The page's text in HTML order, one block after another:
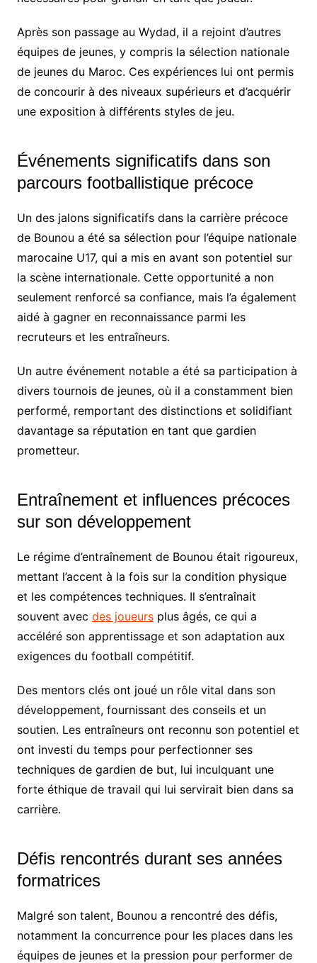
Après son passage au Wydad, il a rejoint d’autres
équipes de jeunes, y compris la sélection nationale
de jeunes du Maroc. Ces expériences lui ont permis
de concourir à des niveaux supérieurs et d’acquérir
une exposition à différents styles de jeu.
Événements significatifs dans son
parcours footballistique précoce
Un des jalons significatifs dans la carrière précoce
de Bounou a été sa sélection pour l’équipe nationale
marocaine U17, qui a mis en avant son potentiel sur
la scène internationale. Cette opportunité a non
seulement renforcé sa confiance, mais l’a également
aidé à gagner en reconnaissance parmi les
recruteurs et les entraîneurs.
Un autre événement notable a été sa participation à
divers tournois de jeunes, où il a constamment bien
performé, remportant des distinctions et solidifiant
davantage sa réputation en tant que gardien
prometteur.
Entraînement et influences précoces
sur son développement
Le régime d’entraînement de Bounou était rigoureux,
mettant l’accent à la fois sur la condition physique
et les compétences techniques. Il s’entraînait
souvent avec des joueursplus âgés, ce qui a
accéléré son apprentissage et son adaptation aux
exigences du football compétitif.
Des mentors clés ont joué un rôle vital dans son
développement, fournissant des conseils et un
soutien. Les entraîneurs ont reconnu son potentiel et
ont investi du temps pour perfectionner ses
techniques de gardien de but, lui inculquant une
forte éthique de travail qui lui servirait bien dans sa
carrière.
Défis rencontrés durant ses années
formatrices
Malgré son talent, Bounou a rencontré des défis,
notamment la concurrence pour les places dans les
équipes de jeunes et la pression pour performer de